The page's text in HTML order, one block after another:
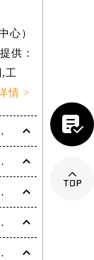
心）
供：
工
情 >
护建议）
籍在这里
的小妙招）
你的爱表）
保养技巧）

